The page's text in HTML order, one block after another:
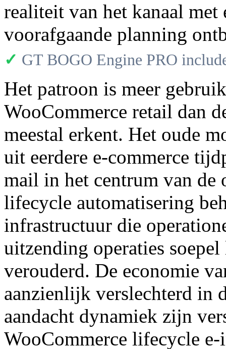
realiteit van het kanaal met
voorafgaande planning
✓ GT BOGO Engine PRO
Het patroon is meer
WooCommerce retail dan
meestal erkent. Het oude
uit eerdere e-commerce
mail in het centrum van de
lifecycle automatisering
infrastructuur die
uitzending operaties
verouderd. De economie
aanzienlijk verslechterd in
aandacht dynamiek zijn
WooCommerce lifecycle